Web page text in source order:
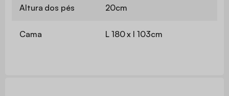
Altura dos pés 20cm
Cama L 180 x l 103cm